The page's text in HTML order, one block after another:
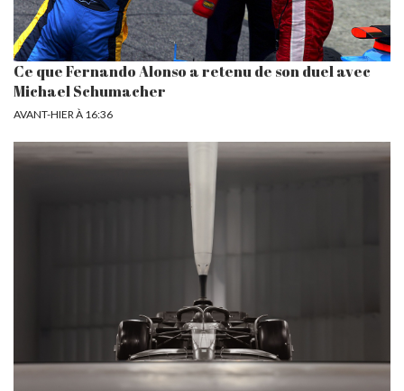
Ce que Fernando Alonso a retenu de son duel avec
Michael Schumacher
AVANT-HIER À 16:36